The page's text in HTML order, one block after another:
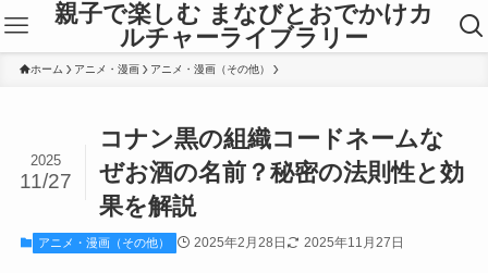
親子で楽しむ まなびとおでかけカ
ルチャーライブラリー
ホーム アニメ・漫画 アニメ・漫画（その他）
コナン黒の組織コードネームな
ぜお酒の名前？秘密の法則性と効
果を解説
2025
11/27
アニメ・漫画（その他） 2025年2月28日 2025年11月27日